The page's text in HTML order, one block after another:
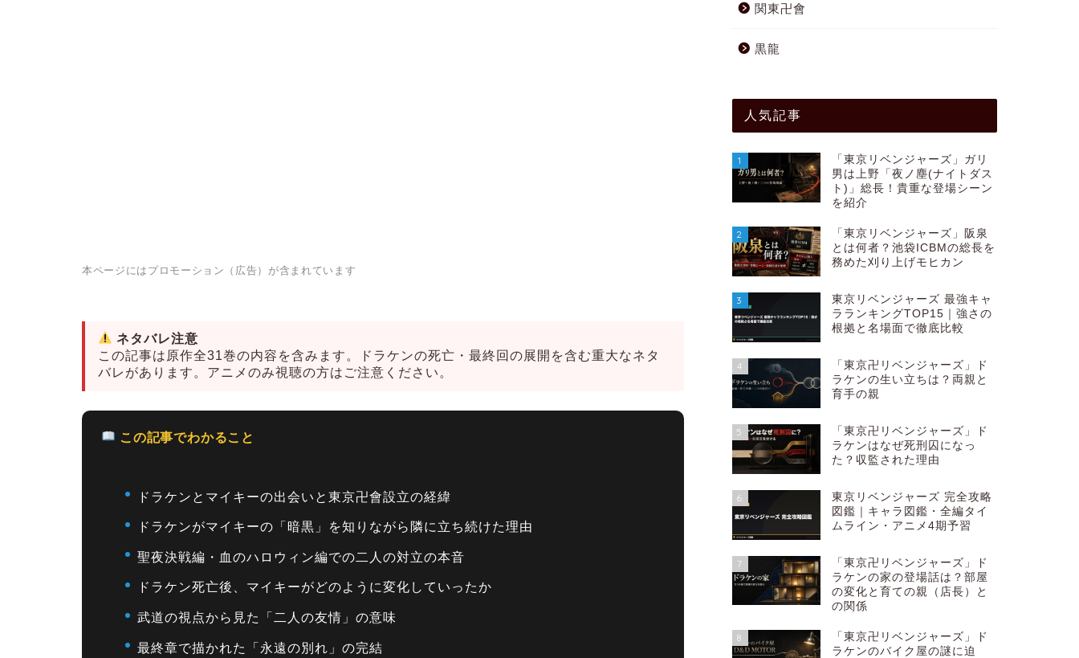
本ページにはプロモーション（広告）が含まれています
ネタバレ注意
この記事は原作全31巻の内容を含みます。ドラケンの死亡・最終回の展開を含む重大なネタ
バレがあります。アニメのみ視聴の方はご注意ください。
この記事でわかること
ドラケンとマイキーの出会いと東京卍會設立の経緯
ドラケンがマイキーの「暗黒」を知りながら隣に立ち続けた理由
聖夜決戦編・血のハロウィン編での二人の対立の本音
ドラケン死亡後、マイキーがどのように変化していったか
武道の視点から見た「二人の友情」の意味
最終章で描かれた「永遠の別れ」の完結
関東卍會
黒龍
人気記事
1
「東京リベンジャーズ」ガリ
男は上野「夜ノ塵(ナイトダス
ト)」総長！貴重な登場シーン
を紹介
2
「東京リベンジャーズ」阪泉
とは何者？池袋ICBMの総長を
務めた刈り上げモヒカン
3
東京リベンジャーズ 最強キャ
ラランキングTOP15｜強さの
根拠と名場面で徹底比較
4
「東京卍リベンジャーズ」ド
ラケンの生い立ちは？両親と
育手の親
5
「東京卍リベンジャーズ」ド
ラケンはなぜ死刑囚になっ
た？収監された理由
6
東京リベンジャーズ 完全攻略
図鑑｜キャラ図鑑・全編タイ
ムライン・アニメ4期予習
7
「東京卍リベンジャーズ」ド
ラケンの家の登場話は？部屋
の変化と育ての親（店長）と
の関係
8
「東京卍リベンジャーズ」ド
ラケンのバイク屋の謎に迫